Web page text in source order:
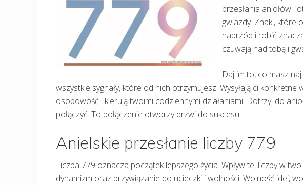
przesłania aniołów i
gwiazdy. Znaki, które
naprzód i robić
czuwają nad tobą i
Daj im to, co masz
wszystkie sygnały, które od nich otrzymujesz. Wysyłają ci
osobowość i kierują twoimi codziennymi działaniami. Dotrzyj do
połączyć. To połączenie otworzy drzwi do sukcesu.
Anielskie przesłanie liczby 779
Liczba 779 oznacza początek lepszego życia. Wpływ tej liczby w
dynamizm oraz przywiązanie do ucieczki i wolności. Wolność idei,